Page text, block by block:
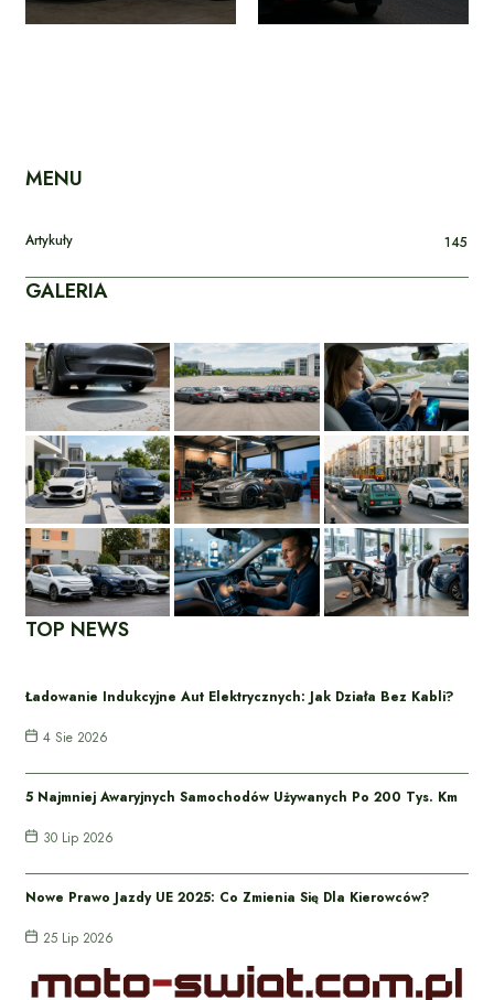
MENU
Artykuły 145
GALERIA
TOP NEWS
Ładowanie Indukcyjne Aut Elektrycznych: Jak Działa Bez Kabli?
4 Sie 2026
5 Najmniej Awaryjnych Samochodów Używanych Po 200 Tys. Km
30 Lip 2026
Nowe Prawo Jazdy UE 2025: Co Zmienia Się Dla Kierowców?
25 Lip 2026